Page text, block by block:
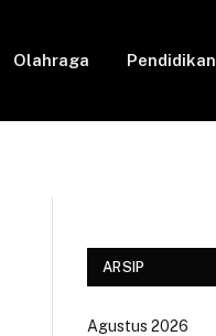
Olahraga Pendidikan
ARSIP
Agustus 2026